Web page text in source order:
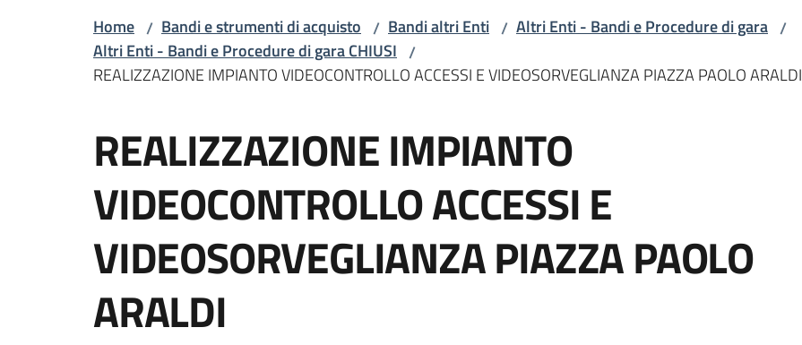
Home / Bandi e strumenti di acquisto / Bandi altri Enti / Altri Enti - Bandi e Procedure di gara /
Altri Enti - Bandi e Procedure di gara CHIUSI /
REALIZZAZIONE IMPIANTO VIDEOCONTROLLO ACCESSI E VIDEOSORVEGLIANZA PIAZZA PAOLO ARALDI
REALIZZAZIONE IMPIANTO
VIDEOCONTROLLO ACCESSI E
VIDEOSORVEGLIANZA PIAZZA PAOLO
ARALDI